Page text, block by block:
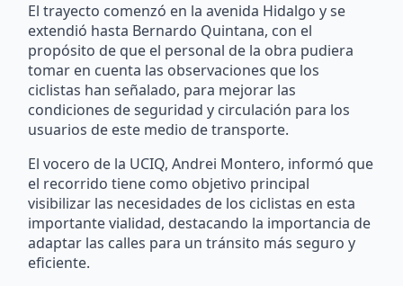
El trayecto comenzó en la avenida Hidalgo y se
extendió hasta Bernardo Quintana, con el
propósito de que el personal de la obra pudiera
tomar en cuenta las observaciones que los
ciclistas han señalado, para mejorar las
condiciones de seguridad y circulación para los
usuarios de este medio de transporte.
El vocero de la UCIQ, Andrei Montero, informó que
el recorrido tiene como objetivo principal
visibilizar las necesidades de los ciclistas en esta
importante vialidad, destacando la importancia de
adaptar las calles para un tránsito más seguro y
eficiente.